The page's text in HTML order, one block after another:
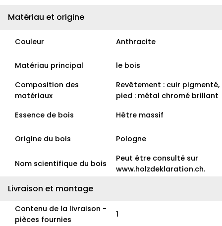
Matériau et origine
Couleur Anthracite
Matériau principal
le bois
Composition des
matériaux
Revêtement : cuir pigmenté,
pied : métal chromé brillant
Essence de bois
Hêtre massif
Origine du bois Pologne
Nom scientifique du bois
Peut être consulté sur
www.holzdeklaration.ch.
Livraison et montage
Contenu de la livraison -
pièces fournies
1